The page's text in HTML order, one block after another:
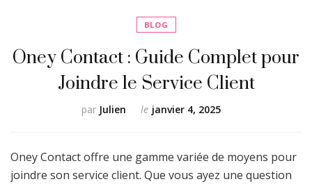
BLOG
Oney Contact : Guide Complet pour
Joindre le Service Client
par Julien le janvier 4, 2025
Oney Contact offre une gamme variée de moyens pour
joindre son service client. Que vous ayez une question